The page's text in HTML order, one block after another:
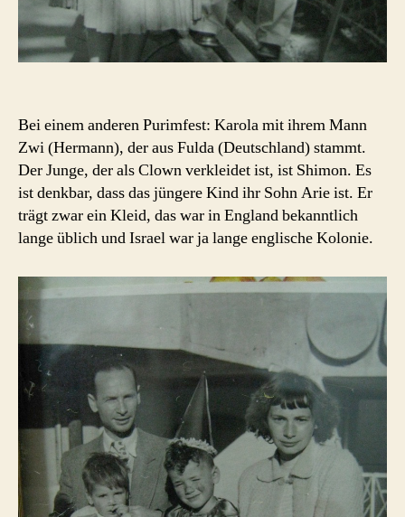
Bei einem anderen Purimfest: Karola mit ihrem Mann
Zwi (Hermann), der aus Fulda (Deutschland) stammt.
Der Junge, der als Clown verkleidet ist, ist Shimon. Es
ist denkbar, dass das jüngere Kind ihr Sohn Arie ist. Er
trägt zwar ein Kleid, das war in England bekanntlich
lange üblich und Israel war ja lange englische Kolonie.